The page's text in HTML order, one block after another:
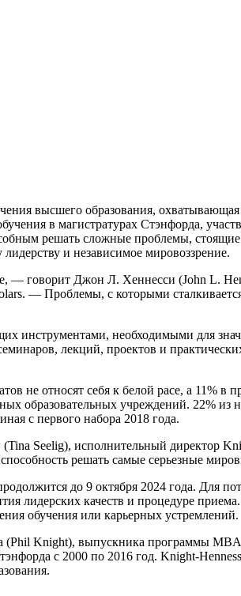
высшего образования, охватывающая
в магистратурах Стэнфорда,
решать сложные проблемы,
и независимое мировоззрение.
— говорит Джон Л. Хеннесси (John L.
— Проблемы, с которыми
инструментами, необходимыми для
лекций, проектов и
не относят себя к белой расе, а 11%
образовательных учреждений. 22% из
с первого набора 2018 года.
Seelig), исполнительный директор
решать самые серьезные
до 9 октября 2024 года. Для
лидерских качеств и процедуре
обучения или карьерных устремлений.
Knight), выпускника программы
с 2000 по 2016 год. Knight-